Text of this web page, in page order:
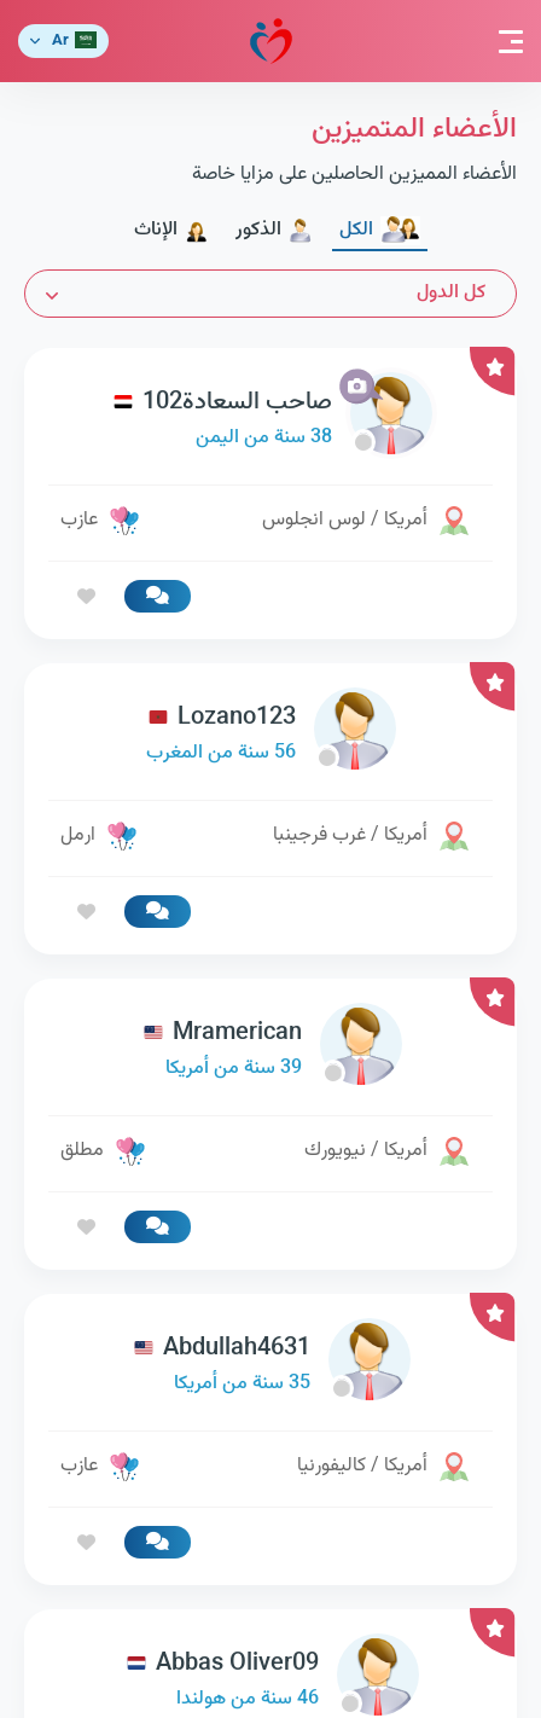
Ar
الأعضاء المتميزين
الأعضاء المميزين الحاصلين على مزايا خاصة
الكل
الذكور الإناث
كل الدول
صاحب السعادة102
38 سنة من اليمن
أمريكا / لوس انجلوس عازب
Lozano123
56 سنة من المغرب
أمريكا / غرب فرجينبا ارمل
Mramerican
39 سنة من أمريكا
أمريكا / نيويورك مطلق
Abdullah4631
35 سنة من أمريكا
أمريكا / كاليفورنيا عازب
Abbas Oliver09
46 سنة من هولندا